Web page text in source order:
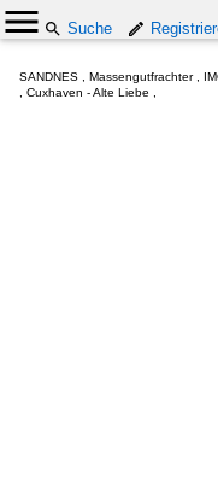
Suche
SANDNES , Massengutfrachter ,
, Cuxhaven - Alte Liebe ,